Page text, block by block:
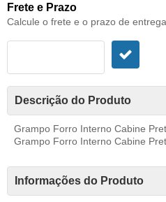
Frete e Prazo
Calcule o frete e o prazo de
Descrição do Produto
Grampo Forro Interno Cabine
Grampo Forro Interno Cabine
Informações do Produto